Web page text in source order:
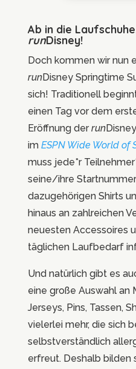
Ab in die
runDisney!
Doch kommen wir nun
runDisney Springtime
sich! Traditionell
einen Tag vor dem
Eröffnung derrun
im ESPN Wide World of
muss jede*r
seine/ihre
dazugehörigen Shirts
hinaus an zahlreichen
neuesten Accessoires
täglichen Laufbedarf
Und natürlich gibt es
eine große Auswahl an
Jerseys, Pins, Tassen,
vielerlei mehr, die sich
selbstverständlich
erfreut. Deshalb bilden